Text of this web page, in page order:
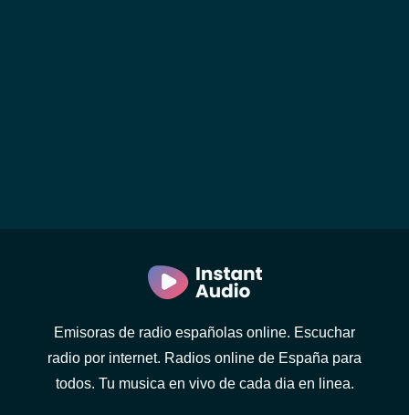
Emisoras de radio españolas online. Escuchar
radio por internet. Radios online de España para
todos. Tu musica en vivo de cada dia en linea.